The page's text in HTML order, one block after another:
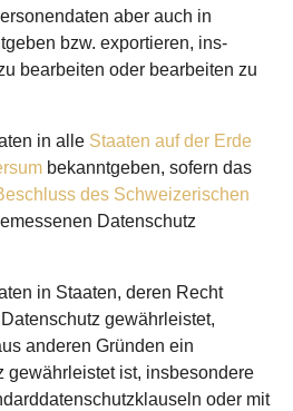
aber auch in
bzw. expor­tieren, ins­
bear­beiten oder bear­beiten zu
in alle Staaten auf der Erde
bekanntgeben, sofern das
des Schwei­zerischen
Daten­schutz
in Staaten, deren Recht
gewähr­leistet,
anderen Gründen ein
gewähr­leistet ist, ins­besondere
oder mit